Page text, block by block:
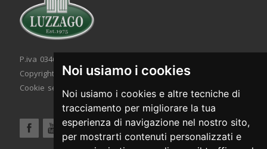
Noi usiamo i cookies
Noi usiamo i cookies e altre tecniche di
tracciamento per migliorare la tua
esperienza di navigazione nel nostro sito,
per mostrarti contenuti personalizzati e
P.iva 03467320986 - C.F. 03467320986
Copyright © 2026. All rights reserved.
Cookie setting